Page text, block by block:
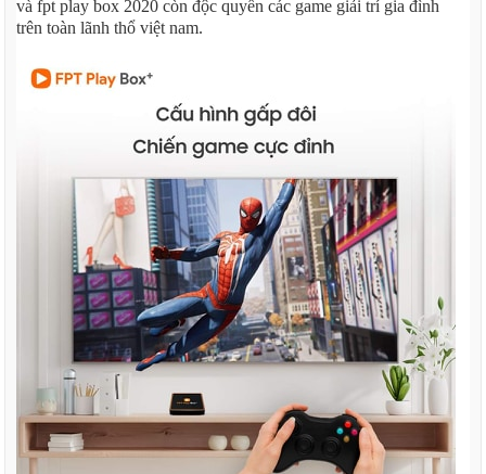
và fpt play box 2020 còn độc quyền các game giải trí gia đình
trên toàn lãnh thổ việt nam.